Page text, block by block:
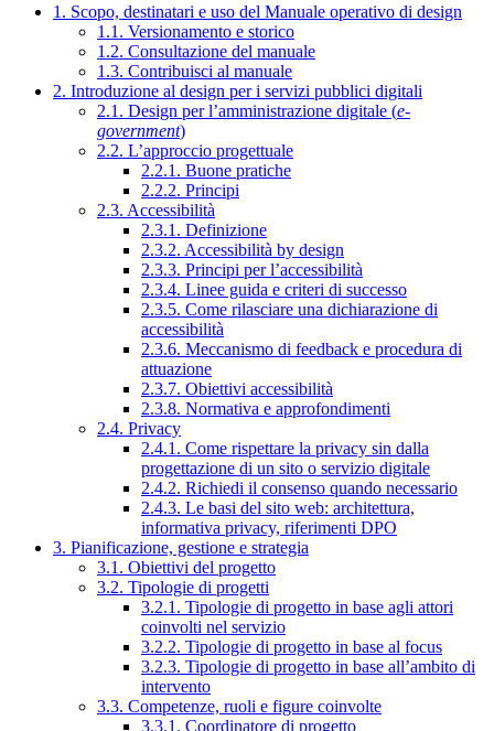
1. Scopo, destinatari e uso del Manuale operativo di design
1.1. Versionamento e storico
1.2. Consultazione del manuale
1.3. Contribuisci al manuale
2. Introduzione al design per i servizi pubblici digitali
2.1. Design per l’amministrazione digitale (e-
government)
2.2. L’approccio progettuale
2.2.1. Buone pratiche
2.2.2. Principi
2.3. Accessibilità
2.3.1. Definizione
2.3.2. Accessibilità by design
2.3.3. Principi per l’accessibilità
2.3.4. Linee guida e criteri di successo
2.3.5. Come rilasciare una dichiarazione di
accessibilità
2.3.6. Meccanismo di feedback e procedura di
attuazione
2.3.7. Obiettivi accessibilità
2.3.8. Normativa e approfondimenti
2.4. Privacy
2.4.1. Come rispettare la privacy sin dalla
progettazione di un sito o servizio digitale
2.4.2. Richiedi il consenso quando necessario
2.4.3. Le basi del sito web: architettura,
informativa privacy, riferimenti DPO
3. Pianificazione, gestione e strategia
3.1. Obiettivi del progetto
3.2. Tipologie di progetti
3.2.1. Tipologie di progetto in base agli attori
coinvolti nel servizio
3.2.2. Tipologie di progetto in base al focus
3.2.3. Tipologie di progetto in base all’ambito di
intervento
3.3. Competenze, ruoli e figure coinvolte
3.3.1. Coordinatore di progetto